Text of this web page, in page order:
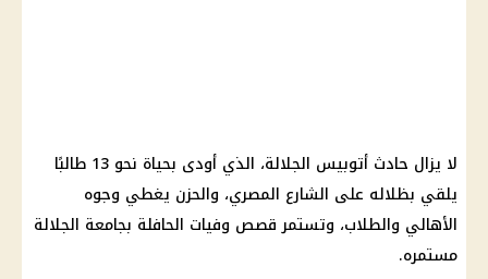
لا يزال حادث أتوبيس الجلالة، الذي أودى بحياة نحو 13 طالبًا
يلقي بظلاله على الشارع المصري، والحزن يغطي وجوه
الأهالي والطلاب، وتستمر قصص وفيات الحافلة بجامعة الجلالة
مستمره.